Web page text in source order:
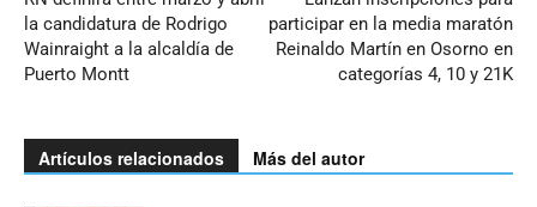
la candidatura de Rodrigo
Wainraight a la alcaldía de
Puerto Montt
participar en la media maratón
Reinaldo Martín en Osorno en
categorías 4, 10 y 21K
Artículos relacionados Más del autor